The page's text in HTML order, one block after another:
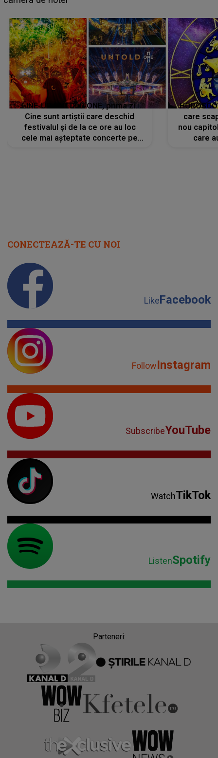
LINE-UP UNTOLD ONE, prima zi.
Cine sunt artiștii care deschid
festivalul și de la ce ore au loc
cele mai așteptate concerte pe
care
nou
care
CONECTEAZĂ-TE CU NOI
LikeFacebook
FollowInstagram
SubscribeYouTube
WatchTikTok
ListenSpotify
Parteneri: